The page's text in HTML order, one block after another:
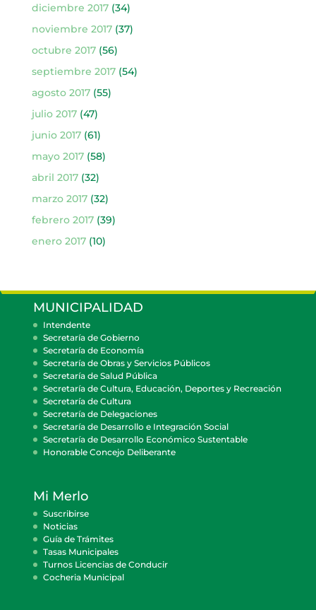
diciembre 2017(34)
noviembre 2017(37)
octubre 2017(56)
septiembre 2017(54)
agosto 2017(55)
julio 2017(47)
junio 2017(61)
mayo 2017(58)
abril 2017(32)
marzo 2017(32)
febrero 2017(39)
enero 2017(10)
MUNICIPALIDAD
Intendente
Secretaría de Gobierno
Secretaría de Economía
Secretaría de Obras y Servicios Públicos
Secretaría de Salud Pública
Secretaría de Cultura, Educación, Deportes y Recreación
Secretaría de Cultura
Secretaría de Delegaciones
Secretaría de Desarrollo e Integración Social
Secretaría de Desarrollo Económico Sustentable
Honorable Concejo Deliberante
Mi Merlo
Suscribirse
Noticias
Guía de Trámites
Tasas Municipales
Turnos Licencias de Conducir
Cocheria Municipal